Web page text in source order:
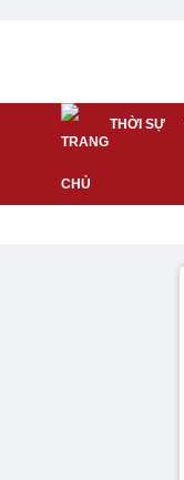
THỜI SỰ